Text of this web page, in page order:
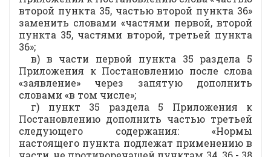
второй пункта 35, частью второй пункта 36»
заменить словами «частями первой, второй
пункта 35, частями второй, третьей пункта
36»;
в) в части первой пункта 35 раздела 5
Приложения к Постановлению после слова
«заявление» через запятую дополнить
словами «в том числе»;
г) пункт 35 раздела 5 Приложения к
Постановлению дополнить частью третьей
следующего содержания: «Нормы
настоящего пункта подлежат применению в